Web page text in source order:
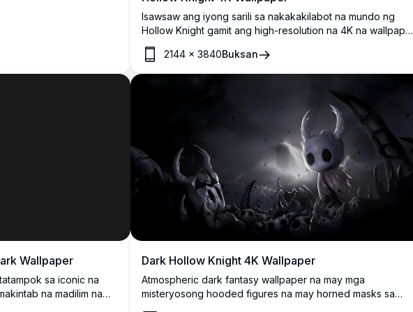
Isawsaw ang iyong sarili sa nakakakilabot na mundo ng
Hollow Knight gamit ang high-resolution na 4K na wallpaper
na ito. Itinatampok ang iconic na karakter sa isang madilim,
atmosperikong setting, ang wallpaper na ito ay kinukuha
ang nakakatakot na kagandahan at misteryo ng laro.
kaunting Hallownest sa kanilang mga screen.
2144 ×3840Buksan
Wallpaper
sa iconic na
na madilim na
Dark Hollow Knight 4K Wallpaper
Atmospheric dark fantasy wallpaper na may mga
misteryosong hooded figures na may horned masks sa